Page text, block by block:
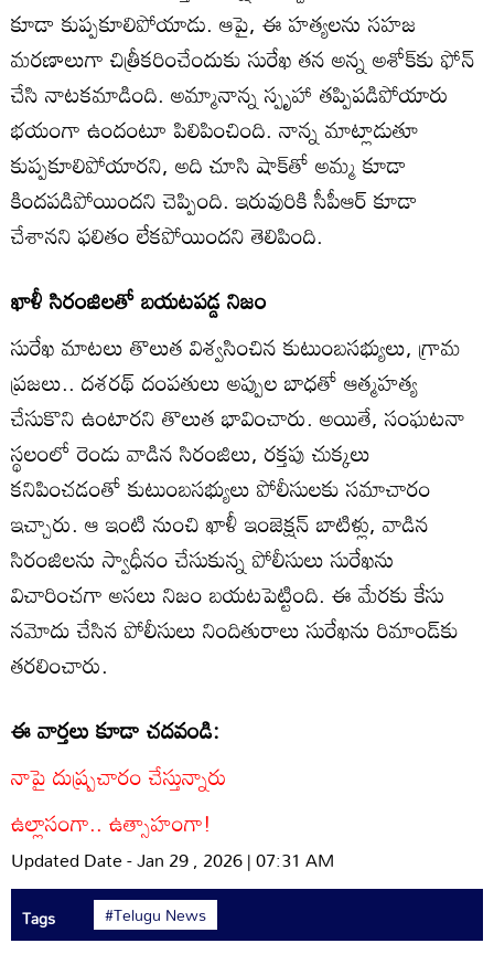
కూడా కుప్పకూలిపోయాడు. ఆపై, ఈ హత్యలను సహజ
మరణాలుగా చిత్రీకరించేందుకు సురేఖ తన అన్న అశోక్‌కు ఫోన్‌
చేసి నాటకమాడింది. అమ్మానాన్న స్పృహా తప్పిపడిపోయారు
భయంగా ఉందంటూ పిలిపించింది. నాన్న మాట్లాడుతూ
కుప్పకూలిపోయారని, అది చూసి షాక్‌తో అమ్మ కూడా
కిందపడిపోయిందని చెప్పింది. ఇరువురికి సీపీఆర్‌ కూడా
చేశానని ఫలితం లేకపోయిందని తెలిపింది.
ఖాళీ సిరంజిలతో బయటపడ్డ నిజం
సురేఖ మాటలు తొలుత విశ్వసించిన కుటుంబసభ్యులు, గ్రామ
ప్రజలు.. దశరథ్‌ దంపతులు అప్పుల బాధతో ఆత్మహత్య
చేసుకొని ఉంటారని తొలుత భావించారు. అయితే, సంఘటనా
స్థలంలో రెండు వాడిన సిరంజిలు, రక్తపు చుక్కలు
కనిపించడంతో కుటుంబసభ్యులు పోలీసులకు సమాచారం
ఇచ్చారు. ఆ ఇంటి నుంచి ఖాళీ ఇంజెక్షన్‌ బాటిళ్లు, వాడిన
సిరంజిలను స్వాధీనం చేసుకున్న పోలీసులు సురేఖను
విచారించగా అసలు నిజం బయటపెట్టింది. ఈ మేరకు కేసు
నమోదు చేసిన పోలీసులు నిందితురాలు సురేఖను రిమాండ్‌కు
తరలించారు.
ఈ వార్తలు కూడా చదవండి:
నాపై దుష్ప్రచారం చేస్తున్నారు
ఉల్లాసంగా.. ఉత్సాహంగా!
Updated Date - Jan 29 , 2026 | 07:31 AM
Tags #Telugu News